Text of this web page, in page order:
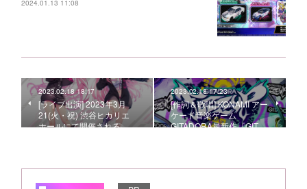
2024.01.13 11:08
2023.02.18 18:17
[ライブ出演] 2023年3月
21(火・祝) 渋谷ヒカリエ
ホールにて開催される…
2023.02.18 17:23
[作詞＆歌唱] KONAMI アー
ケード音楽ゲーム
GITADORA最新作『GIT…